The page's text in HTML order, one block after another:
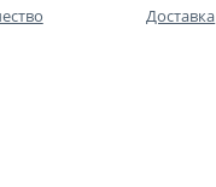
Доставка